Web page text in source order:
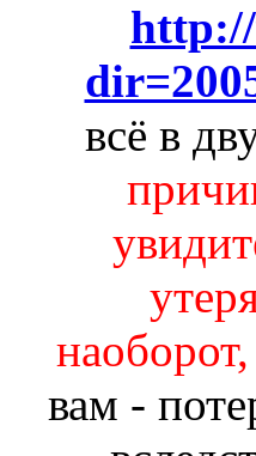
всё в
вам -